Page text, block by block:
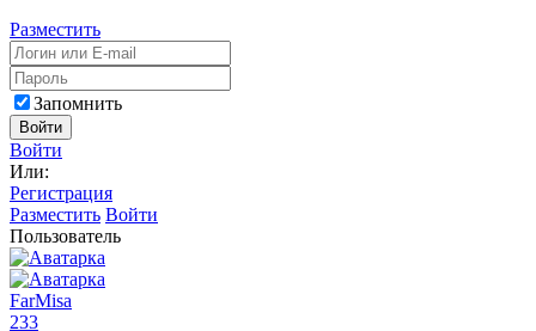
Разместить
Запомнить
Войти
Войти
Или:
Регистрация
Разместить Войти
Пользователь
FarMisa
233